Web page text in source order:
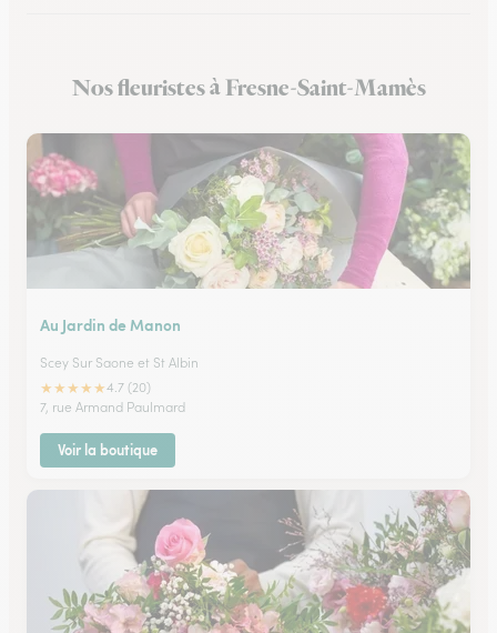
Fleuristes à Scey-sur-Saône-et-Saint-Albin
Nos fleuristes à Fresne-Saint-Mamès
Au Jardin de Manon
Scey Sur Saone et St Albin
★★★★★4.7 (20)
7, rue Armand Paulmard
Voir la boutique